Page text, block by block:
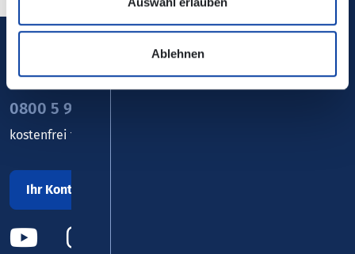
Ablehnen
Verkehrsverbund Rhein-Mosel GmbH
0800 5 986 986
kostenfrei täglich 8 - 20 Uhr
Ihr Kontakt zu uns